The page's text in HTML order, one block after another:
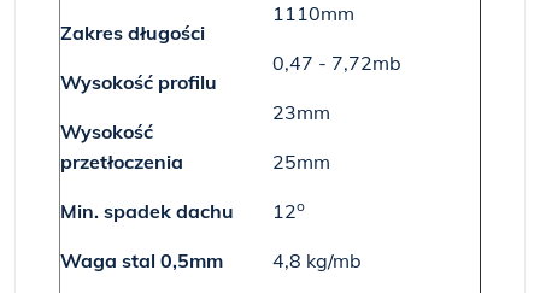
Zakres długości
Wysokość profilu
Wysokość
przetłoczenia
Min. spadek dachu
Waga stal 0,5mm
1110mm
0,47 - 7,72mb
23mm
25mm
12o
4,8 kg/mb